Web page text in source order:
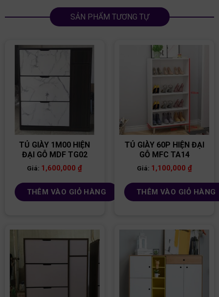
SẢN PHẨM TƯƠNG TỰ
TỦ GIÀY 1M00 HIỆN
ĐẠI GỖ MDF TG02
Giá: 1,600,000₫
THÊM VÀO GIỎ HÀNG
TỦ GIÀY 60P HIỆN ĐẠI
GỖ MFC TA14
Giá: 1,100,000 ₫
THÊM VÀO GIỎ HÀNG